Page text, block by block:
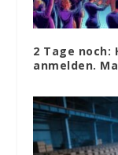
2 Tage noch:
anmelden.